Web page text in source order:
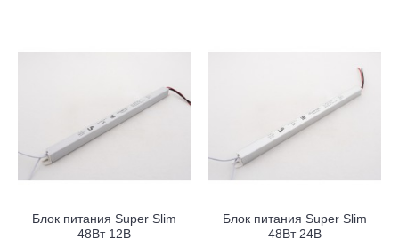
Блок питания Super Slim
48Вт 12В
Блок питания Super Slim
48Вт 24В